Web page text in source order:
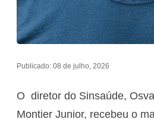
Publicado: 08 de julho, 2026
O diretor do Sinsaúde,
Montier Junior, recebeu o